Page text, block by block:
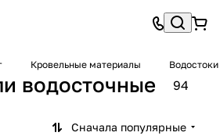
Кровельные материалы Водостоки
водосточные 94
Сначала популярные